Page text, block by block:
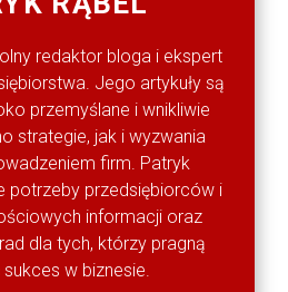
redaktor bloga i ekspert
Jego artykuły są
przemyślane i wnikliwie
strategie, jak i wyzwania
firm. Patryk
potrzeby przedsiębiorców i
informacji oraz
dla tych, którzy pragną
w biznesie.